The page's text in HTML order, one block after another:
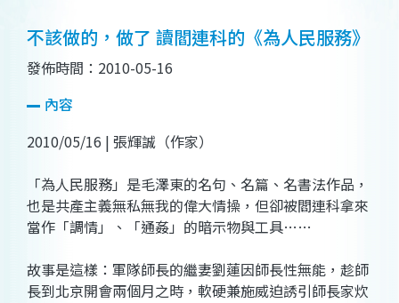
不該做的，做了 讀閻連科的《為人民服務》
發佈時間：2010-05-16
內容
2010/05/16 | 張輝誠（作家）
「為人民服務」是毛澤東的名句、名篇、名書法作品，
也是共產主義無私無我的偉大情操，但卻被閻連科拿來
當作「調情」、「通姦」的暗示物與工具……
故事是這樣：軍隊師長的繼妻劉蓮因師長性無能，趁師
長到北京開會兩個月之時，軟硬兼施威迫誘引師長家炊